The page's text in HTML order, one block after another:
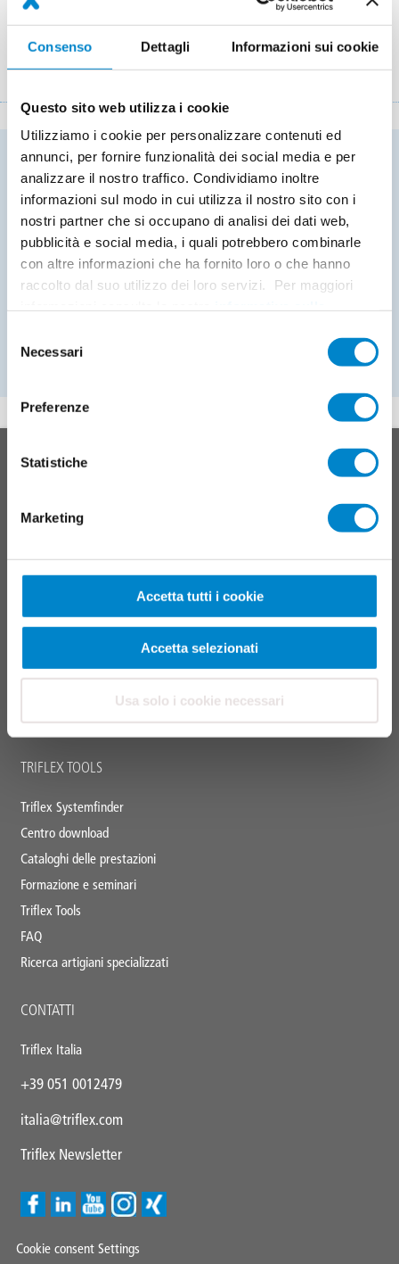
Consenso Dettagli Informazioni sui cookie
Questo sito web utilizza i cookie
Utilizziamo i cookie per personalizzare contenuti ed
annunci, per fornire funzionalità dei social media e per
analizzare il nostro traffico. Condividiamo inoltre
informazioni sul modo in cui utilizza il nostro sito con i
nostri partner che si occupano di analisi dei dati web,
pubblicità e social media, i quali potrebbero combinarle
con altre informazioni che ha fornito loro o che hanno
raccolto dal suo utilizzo dei loro servizi. Per maggiori
delNecessari
Preferenze
Statistiche
Marketing
Accetta tutti i cookie
Accetta selezionati
Usa solo i cookie necessari
innovativo,
offriamo posizioni stimolanti, con
prospettive promettenti e ampia libertà di azione.
Volete contribuire a creare un futuro
innovativo insieme a noi?
Scoprite le opportunità di lavoro sul portale
carriera del gruppo Follmann Chemie!
Main
SISTEMI DI PRODOTTI
Balconi
Sistemi per parcheggi multipiano
Manutenzione e servizio
Sistemi di segnalazione
CAMPI D'IMPIEGO
Resina liquida
TRIFLEX TOOLS
Triflex Systemfinder
Centro download
Cataloghi delle prestazioni
Formazione e seminari
Triflex Tools
FAQ
Ricerca artigiani specializzati
CONTATTI
Triflex Italia
+39 051 0012479
italia@triflex.com
Triflex Newsletter
Cookie consent Settings